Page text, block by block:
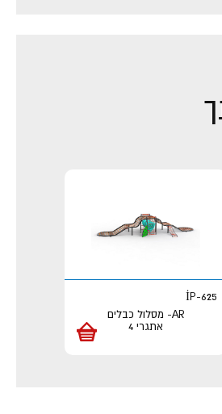
İP-625
AR- מסלול כבלים
אתגרי 4